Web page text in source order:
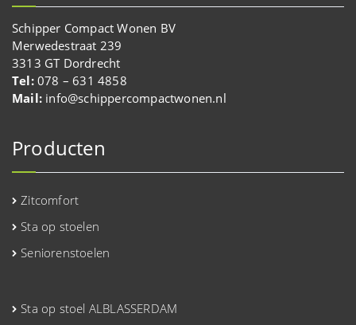
Schipper Compact Wonen BV
Merwedestraat 239
3313 GT Dordrecht
Tel:078 – 631 4858
Mail: info@schippercompactwonen.nl
Producten
Zitcomfort
Sta op stoelen
Seniorenstoelen
Sta op stoel ALBLASSERDAM